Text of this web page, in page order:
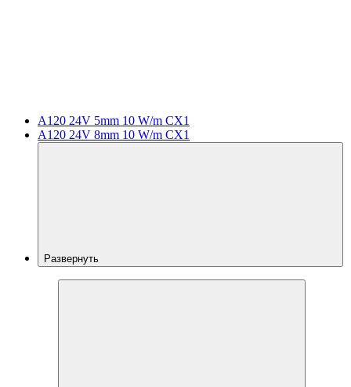
A120 24V 5mm 10 W/m CX1
A120 24V 8mm 10 W/m CX1
Развернуть